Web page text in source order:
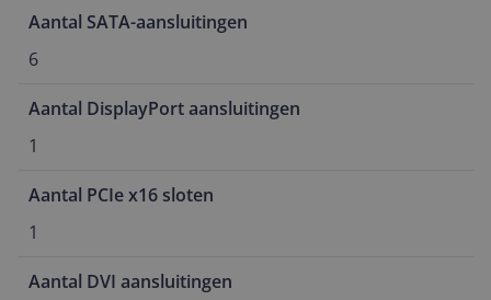
Aantal SATA-aansluitingen
6
Aantal DisplayPort aansluitingen
1
Aantal PCIe x16 sloten
1
Aantal DVI aansluitingen